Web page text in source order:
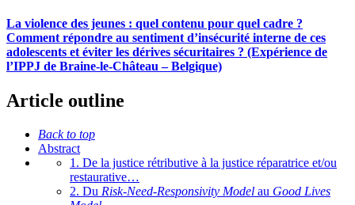
La violence des jeunes : quel contenu pour quel cadre ?
Comment répondre au sentiment d’insécurité interne de ces
adolescents et éviter les dérives sécuritaires ? (Expérience de
l’IPPJ de Braine-le-Château – Belgique)
Article outline
Back to top
Abstract
1. De la justice rétributive à la justice réparatrice et/ou
restaurative…
2. Du Risk-Need-Responsivity Model au Good Lives